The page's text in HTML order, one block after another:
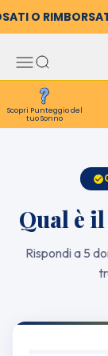
Vai al
O
Apri il
Scopri Punteggio del
tuo Sonno
Qual è
Rispondi a 5